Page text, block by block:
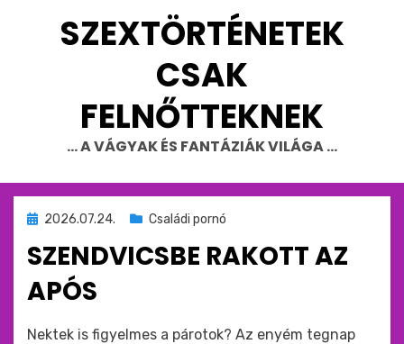
SZEXTÖRTÉNETEK
CSAK
FELNŐTTEKNEK
… A VÁGYAK ÉS FANTÁZIÁK VILÁGA …
Beküldve
:
2026.07.24. Családi pornó
SZENDVICSBE RAKOTT AZ
APÓS
by monkey
Nektek is figyelmes a párotok? Az enyém tegnap